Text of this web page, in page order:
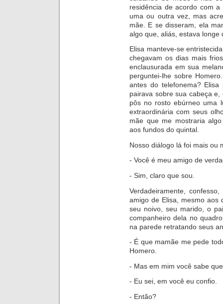
residência de acordo com
uma ou outra vez, mas
mãe. E se disseram, ela
algo que, aliás, estava longe
Elisa manteve-se
chegavam os dias mais
enclausurada em sua
perguntei-lhe sobre
antes do telefonema?
pairava sobre sua cabeça
pôs no rosto ebúrneo uma
extraordinária com seus
mãe que me mostraria
aos fundos do quintal.
Nosso diálogo lá foi mais ou
- Você é meu amigo de
- Sim, claro que sou.
Verdadeiramente,
amigo de Elisa, mesmo aos
seu noivo, seu marido, o
companheiro dela no
na parede retratando seus
- É que mamãe me pede
Homero.
- Mas em mim você sabe
- Eu sei, em você eu confio.
- Então?